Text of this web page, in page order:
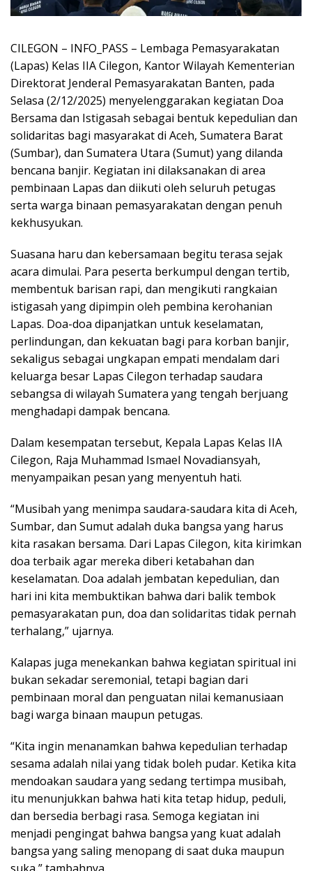
CILEGON – INFO_PASS – Lembaga Pemasyarakatan
(Lapas) Kelas IIA Cilegon, Kantor Wilayah Kementerian
Direktorat Jenderal Pemasyarakatan Banten, pada
Selasa (2/12/2025) menyelenggarakan kegiatan Doa
Bersama dan Istigasah sebagai bentuk kepedulian dan
solidaritas bagi masyarakat di Aceh, Sumatera Barat
(Sumbar), dan Sumatera Utara (Sumut) yang dilanda
bencana banjir. Kegiatan ini dilaksanakan di area
pembinaan Lapas dan diikuti oleh seluruh petugas
serta warga binaan pemasyarakatan dengan penuh
kekhusyukan.
Suasana haru dan kebersamaan begitu terasa sejak
acara dimulai. Para peserta berkumpul dengan tertib,
membentuk barisan rapi, dan mengikuti rangkaian
istigasah yang dipimpin oleh pembina kerohanian
Lapas. Doa-doa dipanjatkan untuk keselamatan,
perlindungan, dan kekuatan bagi para korban banjir,
sekaligus sebagai ungkapan empati mendalam dari
keluarga besar Lapas Cilegon terhadap saudara
sebangsa di wilayah Sumatera yang tengah berjuang
menghadapi dampak bencana.
Dalam kesempatan tersebut, Kepala Lapas Kelas IIA
Cilegon, Raja Muhammad Ismael Novadiansyah,
menyampaikan pesan yang menyentuh hati.
“Musibah yang menimpa saudara-saudara kita di Aceh,
Sumbar, dan Sumut adalah duka bangsa yang harus
kita rasakan bersama. Dari Lapas Cilegon, kita kirimkan
doa terbaik agar mereka diberi ketabahan dan
keselamatan. Doa adalah jembatan kepedulian, dan
hari ini kita membuktikan bahwa dari balik tembok
pemasyarakatan pun, doa dan solidaritas tidak pernah
terhalang,” ujarnya.
Kalapas juga menekankan bahwa kegiatan spiritual ini
bukan sekadar seremonial, tetapi bagian dari
pembinaan moral dan penguatan nilai kemanusiaan
bagi warga binaan maupun petugas.
“Kita ingin menanamkan bahwa kepedulian terhadap
sesama adalah nilai yang tidak boleh pudar. Ketika kita
mendoakan saudara yang sedang tertimpa musibah,
itu menunjukkan bahwa hati kita tetap hidup, peduli,
dan bersedia berbagi rasa. Semoga kegiatan ini
menjadi pengingat bahwa bangsa yang kuat adalah
bangsa yang saling menopang di saat duka maupun